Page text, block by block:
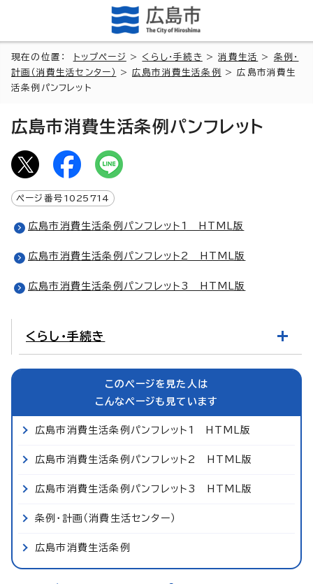
現在の位置： トップページ > くらし・手続き >消費生活 > 条例・
計画（消費生活センター）
>広島市消費生活条例
> 広島市消費生
活条例パンフレット
広島市消費生活条例パンフレット
ページ番号 1025714
広島市消費生活条例パンフレット1 HTML版
広島市消費生活条例パンフレット2 HTML版
広島市消費生活条例パンフレット3 HTML版
くらし・手続き
このページを見た人は
こんなページも見ています
広島市消費生活条例パンフレット1 HTML版
広島市消費生活条例パンフレット2 HTML版
広島市消費生活条例パンフレット3 HTML版
条例・計画（消費生活センター）
広島市消費生活条例